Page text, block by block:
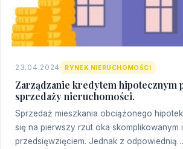
23.04.2024 RYNEK NIERUCHOMOŚCI
Zarządzanie kredytem hipotecznym
sprzedaży nieruchomości.
Sprzedaż mieszkania obciążonego
się na pierwszy rzut oka skomplikowanym
przedsięwzięciem. Jednak z odpowiednią…